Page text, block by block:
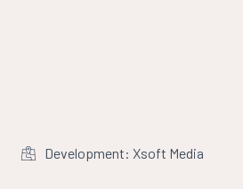
Development: Xsoft Media